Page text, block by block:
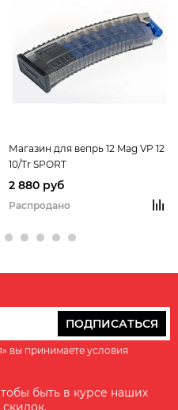
Магазин для вепрь 12 Mag VP 12
10/Tr SPORT
2 880 руб
Распродано
ПОДПИСАТЬСЯ
вы принимаете условия
быть в курсе наших